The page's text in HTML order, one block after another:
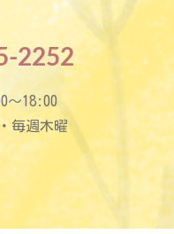
2252
〜18:00
毎週木曜